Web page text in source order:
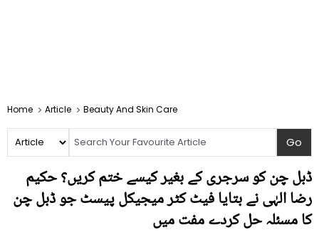
Home Article Beauty And Skin Care
ڈبل چن کو سرجری کے بغیر کیسے ختم کریں؟ حکیم
رضا الہٰی نے بتایا فیٹ کٹر میجیکل پیسٹ جو ڈبل چن
کا مسئلہ حل کردے مفت میں